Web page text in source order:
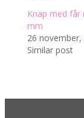
Knap med får
mm
26 november,
Similar post